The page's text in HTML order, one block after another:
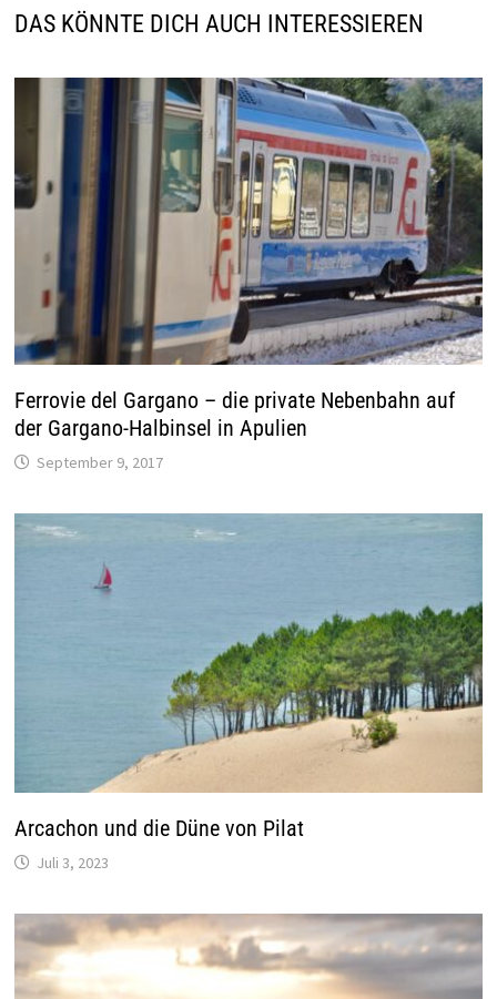
DAS KÖNNTE DICH AUCH INTERESSIEREN
Ferrovie del Gargano – die private Nebenbahn auf
der Gargano-Halbinsel in Apulien
September 9, 2017
Arcachon und die Düne von Pilat
Juli 3, 2023